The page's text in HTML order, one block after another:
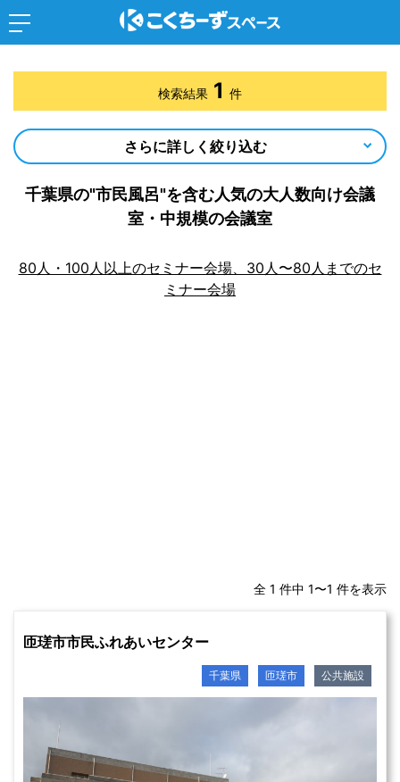
千葉県の"市民風呂"を含む人気の大人数向け会議
室・中規模の会議室
80人・100人以上のセミナー会場、30人〜80人までのセ
ミナー会場
全 1 件中 1〜1 件を表示
匝瑳市市民ふれあいセンター
千葉県 匝瑳市 公共施設
検索結果 1 件
さらに詳しく絞り込む